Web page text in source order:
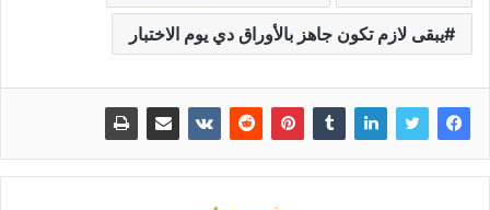
يبقى لازم تكون جاهز بالأوراق دي يوم الاختبار